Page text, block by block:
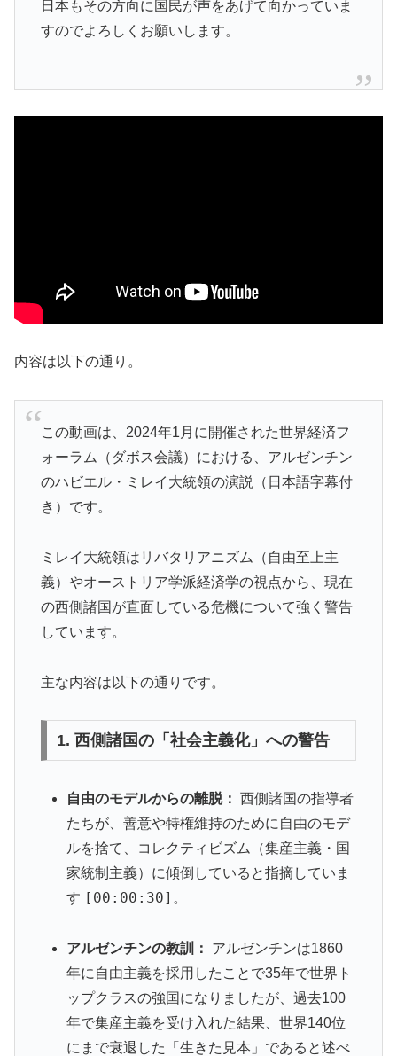
日本もその方向に国民が声をあげて向かっていま
すのでよろしくお願いします。
内容は以下の通り。
この動画は、2024年1月に開催された世界経済フ
ォーラム（ダボス会議）における、アルゼンチン
のハビエル・ミレイ大統領の演説（日本語字幕付
き）です。
ミレイ大統領はリバタリアニズム（自由至上主
義）やオーストリア学派経済学の視点から、現在
の西側諸国が直面している危機について強く警告
しています。
主な内容は以下の通りです。
1. 西側諸国の「社会主義化」への警告
自由のモデルからの離脱： 西側諸国の指導者
たちが、善意や特権維持のために自由のモデ
ルを捨て、コレクティビズム（集産主義・国
家統制主義）に傾倒していると指摘していま
す [00:00:30] 。
アルゼンチンの教訓：
アルゼンチンは1860
年に自由主義を採用したことで35年で世界ト
ップクラスの強国になりましたが、過去100
年で集産主義を受け入れた結果、世界140位
にまで衰退した「生きた見本」であると述べ